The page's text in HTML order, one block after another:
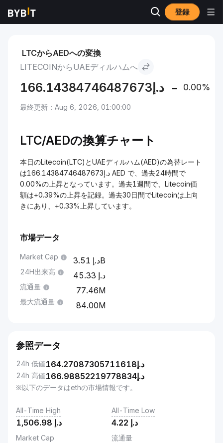
登録
市場 Litecoin 価格 LTC Litecoin to UAEディルハム
LTCからAEDへの変換
LITECOINからUAEディルハムへ
د.إ166.14384746487673 0.00%
最終更新：Aug 6, 2026, 01:00:00
LTC/AEDの換算チャート
本日のLitecoin(LTC)とUAEディルハム(AED)の為替レート
はد.إ166.14384746487673 AED で、過去24時間で
0.00%の上昇となっています。過去1週間で、Litecoin価
額は+0.39%の上昇を記録。過去30日間でLitecoinは上向
きにあり、+0.33%上昇しています。
市場データ
Market Cap 3.51B
24H出来高 45.33
流通量 77.46M
最大流通量 84.00M
参照データ
24h 低値 د.إ164.27087305711618
24h 高値 د.إ166.98852219778834
※以下のデータはethの市場情報です。
All-Time High
د.إ 1,506.98
All-Time Low
د.إ 4.22
Market Cap 流通量